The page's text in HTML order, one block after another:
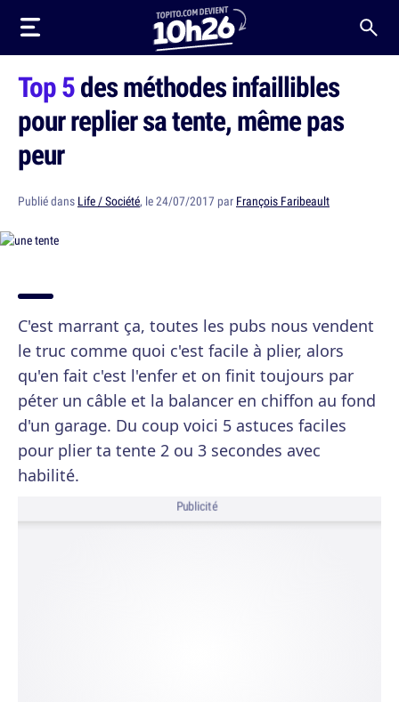
Top 5des méthodes infaillibles
pour replier sa tente, même pas
peur
Publié dans Life / Société, le 24/07/2017 par François Faribeault
C'est marrant ça, toutes les pubs nous vendent
le truc comme quoi c'est facile à plier, alors
qu'en fait c'est l'enfer et on finit toujours par
péter un câble et la balancer en chiffon au fond
d'un garage. Du coup voici 5 astuces faciles
pour plier ta tente 2 ou 3 secondes avec
habilité.
Publicité